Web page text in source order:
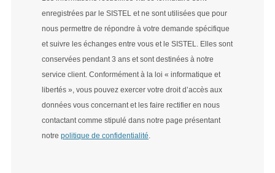
enregistrées par le SISTEL et ne sont utilisées que pour
nous permettre de répondre à votre demande spécifique
et suivre les échanges entre vous et le SISTEL. Elles sont
conservées pendant 3 ans et sont destinées à notre
service client. Conformément à la loi « informatique et
libertés », vous pouvez exercer votre droit d’accès aux
données vous concernant et les faire rectifier en nous
contactant comme stipulé dans notre page présentant
notre politique de confidentialité.